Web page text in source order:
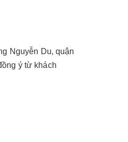
Nguyễn Du, quận
ý từ khách